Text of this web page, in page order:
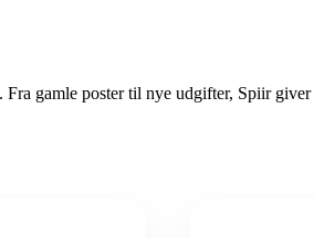
gamle poster til nye udgifter, Spiir